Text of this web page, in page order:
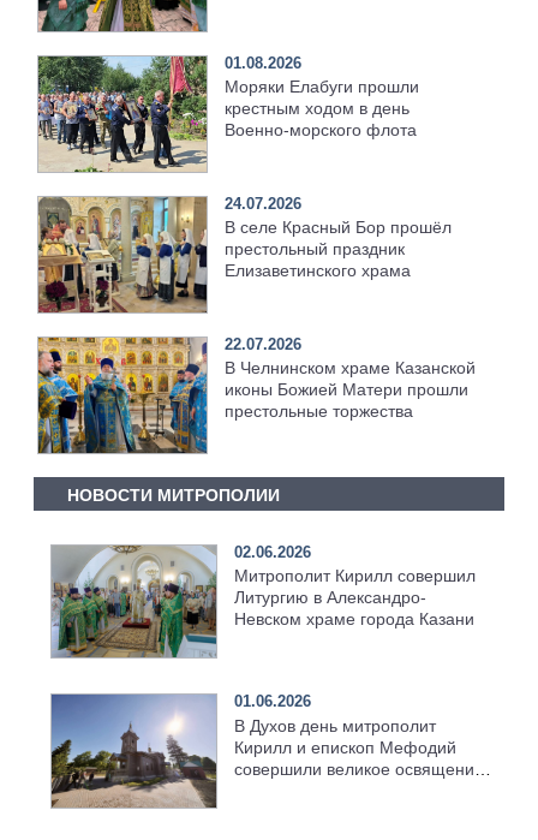
01.08.2026
Моряки Елабуги прошли
крестным ходом в день
Военно‑морского флота
24.07.2026
В селе Красный Бор прошёл
престольный праздник
Елизаветинского храма
22.07.2026
В Челнинском храме Казанской
иконы Божией Матери прошли
престольные торжества
НОВОСТИ МИТРОПОЛИИ
02.06.2026
Митрополит Кирилл совершил
Литургию в Александро-
Невском храме города Казани
01.06.2026
В Духов день митрополит
Кирилл и епископ Мефодий
совершили великое освящение